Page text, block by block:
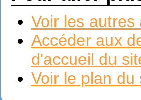
Voir les
Accéder aux
d'accueil du
Voir le plan du